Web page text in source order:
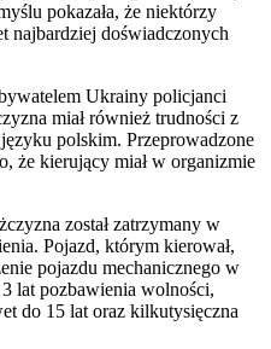
pokazała, że niektórzy
najbardziej doświadczonych
Ukrainy policjanci
miał również trudności z
polskim. Przeprowadzone
że kierujący miał w organizmie
został zatrzymany w
Pojazd, którym kierował,
pojazdu mechanicznego w
lat pozbawienia wolności,
do 15 lat oraz kilkutysięczna